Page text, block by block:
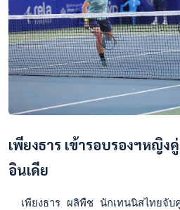
เพียงธาร เข้ารอบรองฯหญิง
อินเดีย
เพียงธาร ผลิพืช นักเทนนิสไทยจั